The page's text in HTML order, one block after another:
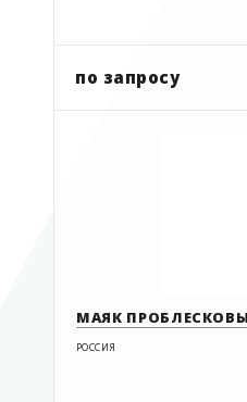
по запросу
МАЯК
РОССИЯ